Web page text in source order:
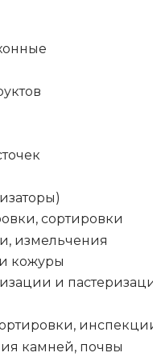
сортировки
измельчения
кожуры
и
камней, почвы